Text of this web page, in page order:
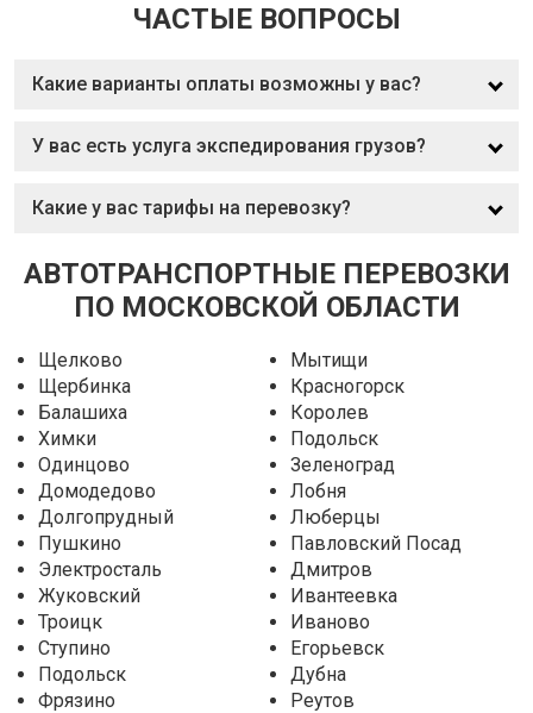
ЧАСТЫЕ ВОПРОСЫ
Какие варианты оплаты возможны у вас?
У вас есть услуга экспедирования грузов?
Какие у вас тарифы на перевозку?
АВТОТРАНСПОРТНЫЕ ПЕРЕВОЗКИ
ПО МОСКОВСКОЙ ОБЛАСТИ
Щелково
Мытищи
Щербинка
Красногорск
Балашиха
Королев
Химки
Подольск
Одинцово
Зеленоград
Домодедово
Лобня
Долгопрудный
Люберцы
Пушкино
Павловский Посад
Электросталь
Дмитров
Жуковский
Ивантеевка
Троицк
Иваново
Ступино
Егорьевск
Подольск
Дубна
Фрязино
Реутов